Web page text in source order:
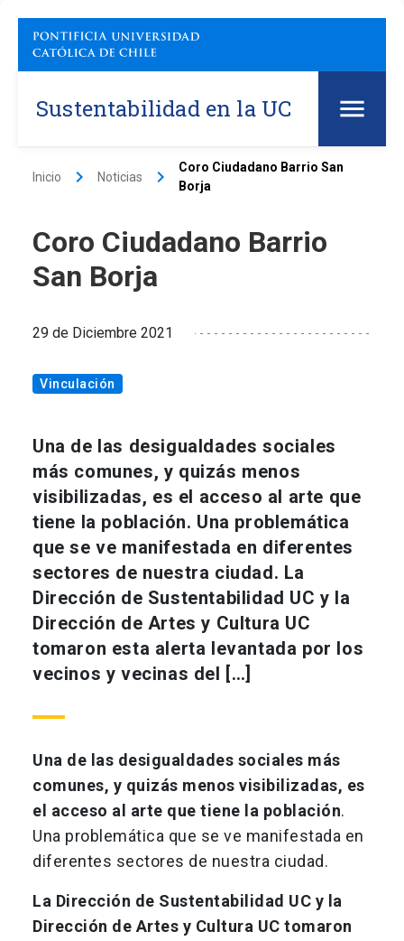
Sustentabilidad en la UC
Inicio keyboard_arrow_right Noticias keyboard_arrow_right
Coro Ciudadano Barrio San
Borja
Coro Ciudadano Barrio
San Borja
29 de Diciembre 2021
Vinculación
Una de las desigualdades sociales
más comunes, y quizás menos
visibilizadas, es el acceso al arte que
tiene la población. Una problemática
que se ve manifestada en diferentes
sectores de nuestra ciudad. La
Dirección de Sustentabilidad UC y la
Dirección de Artes y Cultura UC
tomaron esta alerta levantada por los
vecinos y vecinas del […]
Una de las desigualdades sociales más
comunes, y quizás menos visibilizadas, es
el acceso al arte que tiene la población.
Una problemática que se ve manifestada en
diferentes sectores de nuestra ciudad.
La Dirección de Sustentabilidad UC y la
Dirección de Artes y Cultura UC tomaron